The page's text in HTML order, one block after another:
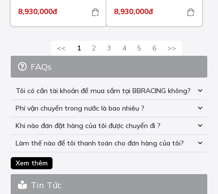
8,930,000đ 8,930,000đ
<< 1 2 3 4 5 6 >>
FAQs
Tôi có cần tài khoản để mua sắm tại BBRACING không?
Phí vận chuyển trong nước là bao nhiêu ?
Khi nào đơn đặt hàng của tôi được chuyển đi ?
Làm thế nào để tôi thanh toán cho đơn hàng của tôi?
Xem thêm
Tin Tức